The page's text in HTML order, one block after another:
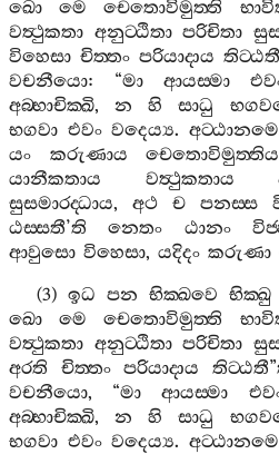
ඛො මෙ චෙතොවිමුත‍්ති
වත්‍ථුකතා අනුට‍්ඨිතා පරිචිතා
විහෙසා චිත‍්තං පරියාදාය තිට‍්ඨතී
වචනීයො: “මා ආයස‍්මා
අබ‍්භාචික‍්ඛි,න හි සාධු
භගවා එවං වදෙය්‍ය.
යං
කරුණාය
යානීකතාය
වත්‍ථුකතාය
සුසමාරද‍්ධාය, අථ ච පනස‍්ස
ඨස‍්සතී’ති නෙතං ඨානං
ආවුසො විහෙසා, යදිදං කරුණා
(3) ඉධ පන භික‍්ඛවෙ භික‍්ඛු
ඛො
මෙ චෙතොවිමුත‍්ති
වත්‍ථුකතා අනුට‍්ඨිතා පරිචිතා
අරති
චිත‍්තං පරියාදාය තිට‍්ඨතී”
වචනීයො, “මා ආයස‍්මා
අබ‍්භාචික‍්ඛි,න හි සාධු
භගවා එවං වදෙය්‍ය.